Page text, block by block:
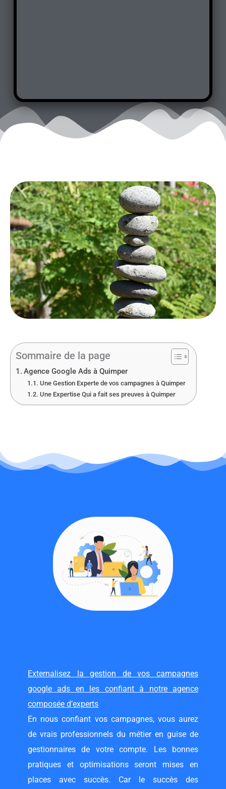
Sommaire de la page
Agence Google Ads à Quimper
Une Gestion Experte de vos campagnes à Quimper
Une Expertise Qui a fait ses preuves à Quimper
Externalisez la gestion de vos campagnes
google ads en les confiant à notre agence
composée d’experts
En nous confiant vos campagnes, vous aurez
de vrais professionnels du métier en guise de
gestionnaires de votre compte. Les bonnes
pratiques et optimisations seront mises en
places avec succès. Car le succès des